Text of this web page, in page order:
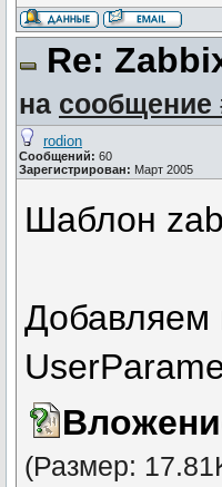
Re:
на сообщение
rodion
Сообщений: 60
Зарегистрирован: Март 2005
Шаблон
Добавляем
(Размер: